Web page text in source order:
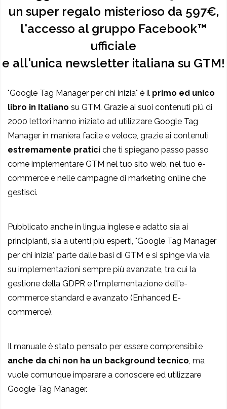
un super regalo misterioso da 597€,
l'accesso al gruppo Facebook™
ufficiale
e all'unica newsletter italiana su GTM!
"Google Tag Manager per chi inizia" è il primo ed unico
libro in Italiano su GTM. Grazie ai suoi contenuti più di
2000 lettori hanno iniziato ad utilizzare Google Tag
Manager in maniera facile e veloce, grazie ai contenuti
estremamente pratici che ti spiegano passo passo
come implementare GTM nel tuo sito web, nel tuo e-
commerce e nelle campagne di marketing online che
gestisci.
Pubblicato anche in lingua inglese e adatto sia ai
principianti, sia a utenti più esperti, "Google Tag Manager
per chi inizia" parte dalle basi di GTM e si spinge via via
su implementazioni sempre più avanzate, tra cui la
gestione della GDPR e l'implementazione dell'e-
commerce standard e avanzato (Enhanced E-
commerce).
Il manuale è stato pensato per essere comprensibile
anche da chi non ha un background tecnico, ma
vuole comunque imparare a conoscere ed utilizzare
Google Tag Manager.